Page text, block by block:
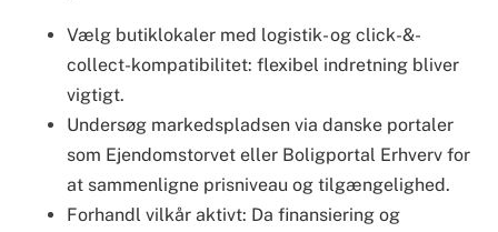
Vælg butiklokaler med logistik- og click-&-
collect-kompatibilitet: flexibel indretning bliver
vigtigt.
Undersøg markedspladsen via danske portaler
som Ejendomstorvet eller Boligportal Erhverv for
at sammenligne prisniveau og tilgængelighed.
Forhandl vilkår aktivt: Da finansiering og